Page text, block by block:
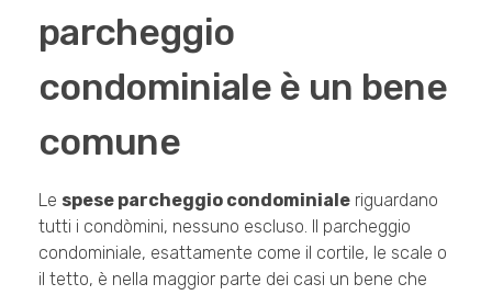
parcheggio
condominiale è un bene
comune
Le spese parcheggio condominiale riguardano
tutti i condòmini, nessuno escluso. Il parcheggio
condominiale, esattamente come il cortile, le scale o
il tetto, è nella maggior parte dei casi un bene che